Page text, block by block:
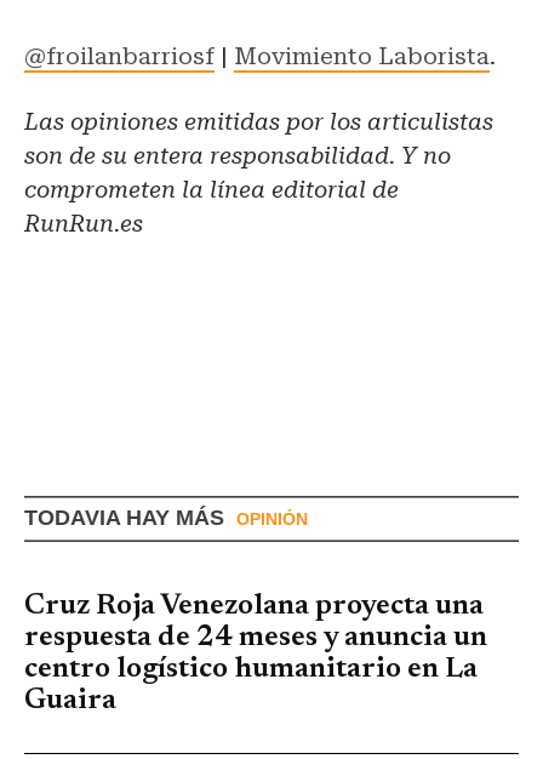
@froilanbarriosf | Movimiento Laborista.
Las opiniones emitidas por los articulistas
son de su entera responsabilidad. Y no
comprometen la línea editorial de
RunRun.es
TODAVIA HAY MÁS OPINIÓN
Cruz Roja Venezolana proyecta una
respuesta de 24 meses y anuncia un
centro logístico humanitario en La
Guaira